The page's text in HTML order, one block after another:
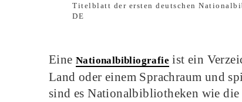
Titelblatt der ersten deutschen
DE
Eine Nationalbibliografie ist ein
Land oder einem Sprachraum und
sind es Nationalbibliotheken wie